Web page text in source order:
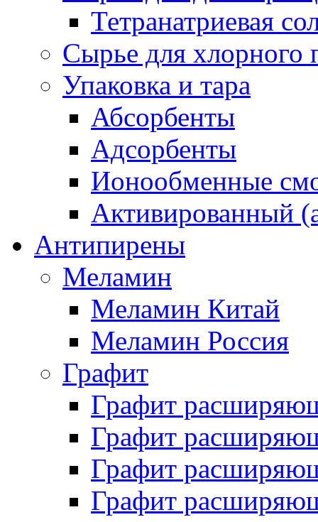
Тетранатриевая
Сырье для хлорного
Упаковка и тара
Абсорбенты
Адсорбенты
Ионообменные
Активированный
Антипирены
Меламин
Меламин Китай
Меламин Россия
Графит
Графит
Графит
Графит
Графит